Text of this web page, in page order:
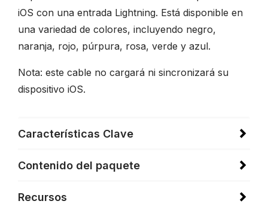
iOS con una entrada Lightning. Está disponible en
una variedad de colores, incluyendo negro,
naranja, rojo, púrpura, rosa, verde y azul.
Nota: este cable no cargará ni sincronizará su
dispositivo iOS.
Características Clave
Contenido del paquete
Recursos